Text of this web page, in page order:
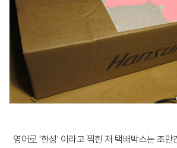
영어로 '한성' 이라고 찍힌 저 택배박스는 조만